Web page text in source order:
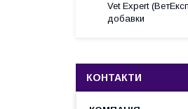
Vet Expert
добавки
КОНТАКТИ